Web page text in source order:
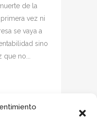
de la
vez ni
se vaya a
sino
no...